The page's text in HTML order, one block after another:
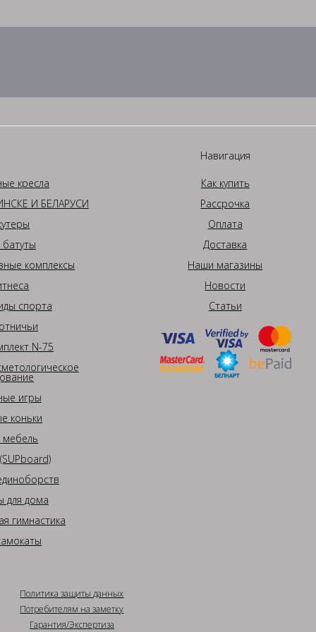
кресла
И БЕЛАРУСИ
батуты
комплексы
спорта
N-75
игры
коньки
мебель
для дома
гимнастика
Навигация
Как купить
Рассрочка
Оплата
Доставка
Наши магазины
Новости
Статьи
Политика защиты данных
Потребителям на заметку
Гарантия/Экспертиза